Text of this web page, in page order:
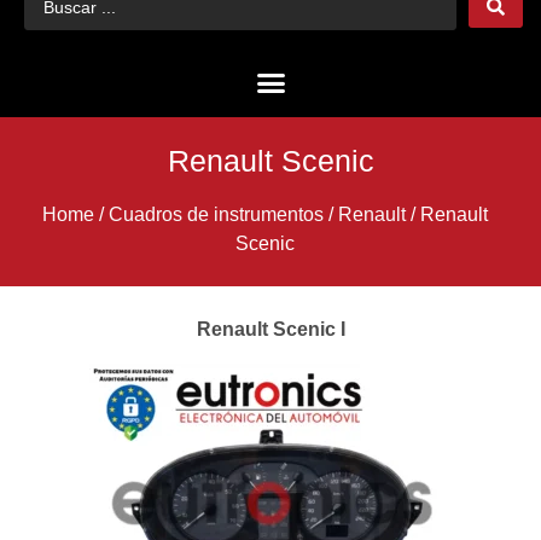
Renault Scenic
Home /Cuadros de instrumentos / Renault/ Renault
Scenic
Renault Scenic I